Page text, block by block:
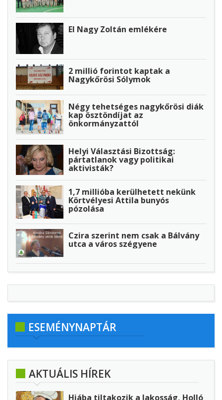
El Nagy Zoltán emlékére
2 millió forintot kaptak a
Nagykőrösi Sólymok
Négy tehetséges nagykőrösi diák
kap ösztöndíjat az
önkormányzattól
Helyi Választási Bizottság:
pártatlanok vagy politikai
aktivisták?
1,7 millióba kerülhetett nekünk
Körtvélyesi Attila bunyós
pózolása
Czira szerint nem csak a Bálvány
utca a város szégyene
ESEMÉNYNAPTÁR
AKTUÁLIS HÍREK
Hiába tiltakozik a lakosság, Holló